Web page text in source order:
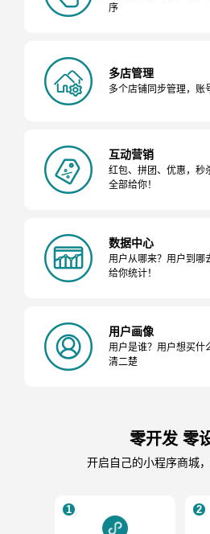
序
多店管理
多个店铺同步管理，账
互动营销
红包、拼团、优惠，秒
全部给你！
数据中心
用户从哪来？用户到哪
给你统计！
用户画像
用户是谁？用户想买什
清二楚
零开发 零
开启自己的小程序商城
1 2